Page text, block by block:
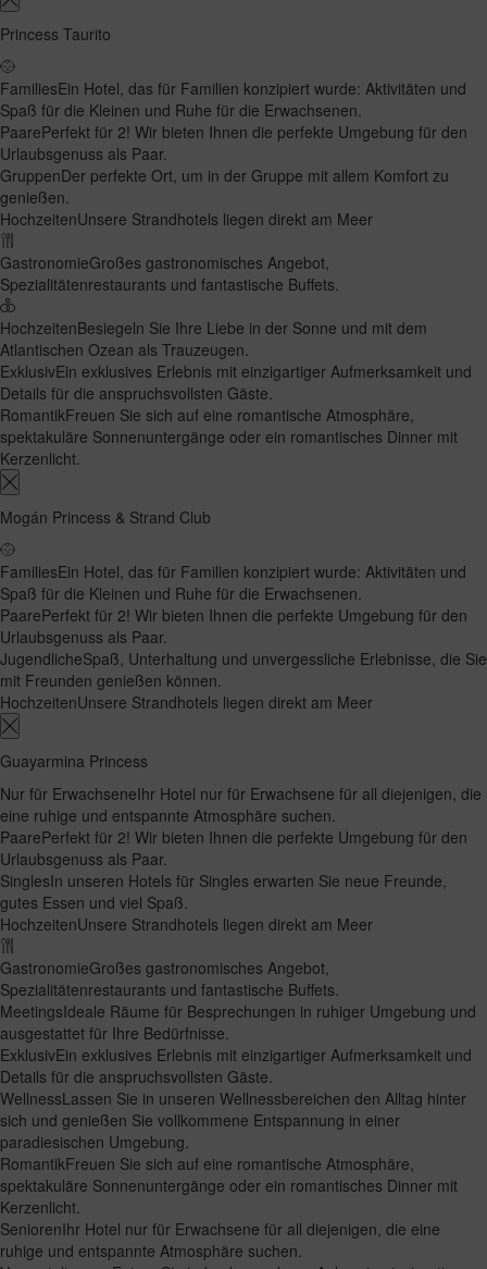
Princess Taurito
FamiliesEin Hotel, das für Familien konzipiert wurde: Aktivitäten und
Spaß für die Kleinen und Ruhe für die Erwachsenen.
PaarePerfekt für 2! Wir bieten Ihnen die perfekte Umgebung für den
Urlaubsgenuss als Paar.
GruppenDer perfekte Ort, um in der Gruppe mit allem Komfort zu
genießen.
HochzeitenUnsere Strandhotels liegen direkt am Meer
GastronomieGroßes gastronomisches Angebot,
Spezialitätenrestaurants und fantastische Buffets.
HochzeitenBesiegeln Sie Ihre Liebe in der Sonne und mit dem
Atlantischen Ozean als Trauzeugen.
ExklusivEin exklusives Erlebnis mit einzigartiger Aufmerksamkeit und
Details für die anspruchsvollsten Gäste.
RomantikFreuen Sie sich auf eine romantische Atmosphäre,
spektakuläre Sonnenuntergänge oder ein romantisches Dinner mit
Kerzenlicht.
Mogán Princess & Strand Club
FamiliesEin Hotel, das für Familien konzipiert wurde: Aktivitäten und
Spaß für die Kleinen und Ruhe für die Erwachsenen.
PaarePerfekt für 2! Wir bieten Ihnen die perfekte Umgebung für den
Urlaubsgenuss als Paar.
JugendlicheSpaß, Unterhaltung und unvergessliche Erlebnisse, die Sie
mit Freunden genießen können.
HochzeitenUnsere Strandhotels liegen direkt am Meer
Guayarmina Princess
Nur für ErwachseneIhr Hotel nur für Erwachsene für all diejenigen, die
eine ruhige und entspannte Atmosphäre suchen.
PaarePerfekt für 2! Wir bieten Ihnen die perfekte Umgebung für den
Urlaubsgenuss als Paar.
SinglesIn unseren Hotels für Singles erwarten Sie neue Freunde,
gutes Essen und viel Spaß.
HochzeitenUnsere Strandhotels liegen direkt am Meer
GastronomieGroßes gastronomisches Angebot,
Spezialitätenrestaurants und fantastische Buffets.
MeetingsIdeale Räume für Besprechungen in ruhiger Umgebung und
ausgestattet für Ihre Bedürfnisse.
ExklusivEin exklusives Erlebnis mit einzigartiger Aufmerksamkeit und
Details für die anspruchsvollsten Gäste.
WellnessLassen Sie in unseren Wellnessbereichen den Alltag hinter
sich und genießen Sie vollkommene Entspannung in einer
paradiesischen Umgebung.
RomantikFreuen Sie sich auf eine romantische Atmosphäre,
spektakuläre Sonnenuntergänge oder ein romantisches Dinner mit
Kerzenlicht.
SeniorenIhr Hotel nur für Erwachsene für all diejenigen, die eine
ruhige und entspannte Atmosphäre suchen.